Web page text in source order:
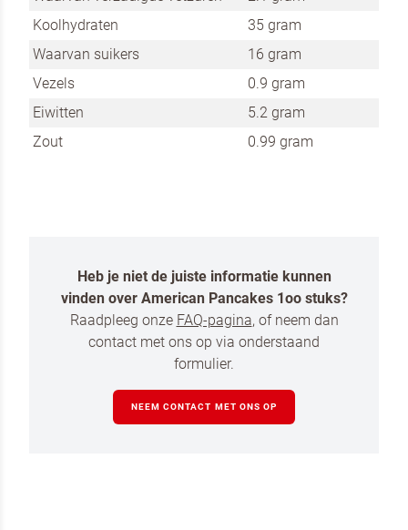
Koolhydraten
35 gram
Waarvan suikers
16 gram
Vezels
0.9 gram
Eiwitten
5.2 gram
Zout
0.99 gram
Heb je niet de juiste informatie kunnen
vinden over American Pancakes 1oo stuks?
Raadpleeg onze FAQ-pagina, of neem dan
contact met ons op via onderstaand
formulier.
NEEM CONTACT MET ONS OP
Ik ben een horeca professional
Ja, houd mij op de hoogte van nieuws en acties
van Koopmans Professioneel en Dr. Oetker